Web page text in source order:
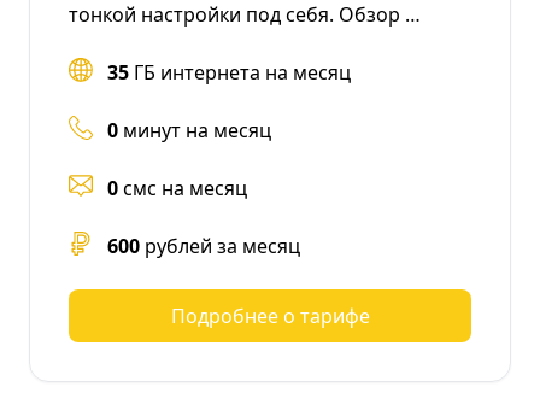
тонкой настройки под себя. Обзор …
35 ГБ интернета на месяц
0 минут на месяц
0смс на месяц
600 рублей за месяц
Подробнее о тарифе